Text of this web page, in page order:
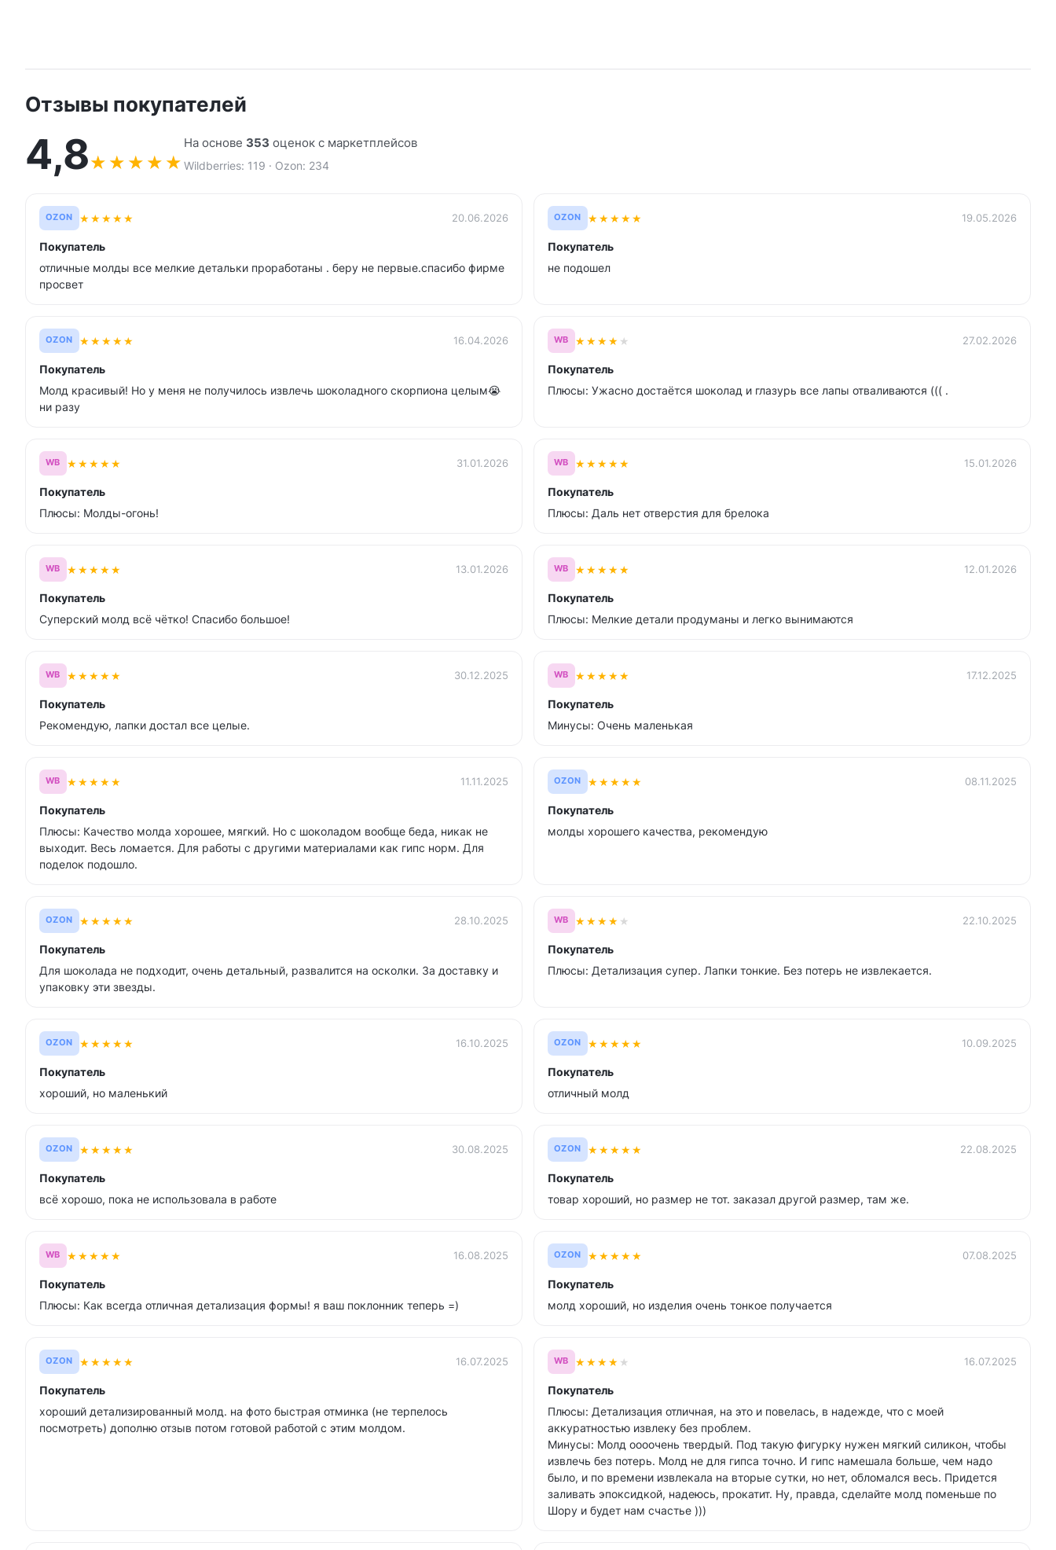
Отзывы покупателей
4,8★ ★ ★ ★ ★
На основе 353 оценок с маркетплейсов
Wildberries: 119 · Ozon: 234
OZON ★★★★★ 20.06.2026
Покупатель
отличные молды все мелкие детальки проработаны . беру не первые.спасибо фирме
просвет
OZON ★★★★★ 19.05.2026
Покупатель
не подошел
OZON ★★★★★ 16.04.2026
Покупатель
Молд красивый! Но у меня не получилось извлечь шоколадного скорпиона целым😭
ни разу
WB ★★★★ ★ 27.02.2026
Покупатель
Плюсы: Ужасно достаётся шоколад и глазурь все лапы отваливаются ((( .
WB ★★★★★ 31.01.2026
Покупатель
Плюсы: Молды-огонь!
WB ★★★★★ 15.01.2026
Покупатель
Плюсы: Даль нет отверстия для брелока
WB ★★★★★ 13.01.2026
Покупатель
Суперский молд всё чётко! Спасибо большое!
WB ★★★★★ 12.01.2026
Покупатель
Плюсы: Мелкие детали продуманы и легко вынимаются
WB ★★★★★ 30.12.2025
Покупатель
Рекомендую, лапки достал все целые.
WB ★★★★★ 17.12.2025
Покупатель
Минусы: Очень маленькая
WB ★★★★★ 11.11.2025
Покупатель
Плюсы: Качество молда хорошее, мягкий. Но с шоколадом вообще беда, никак не
выходит. Весь ломается. Для работы с другими материалами как гипс норм. Для
поделок подошло.
OZON ★★★★★ 08.11.2025
Покупатель
молды хорошего качества, рекомендую
OZON ★★★★★ 28.10.2025
Покупатель
Для шоколада не подходит, очень детальный, развалится на осколки. За доставку и
упаковку эти звезды.
WB ★★★★ ★ 22.10.2025
Покупатель
Плюсы: Детализация супер. Лапки тонкие. Без потерь не извлекается.
OZON ★★★★★ 16.10.2025
Покупатель
хороший, но маленький
OZON ★★★★★ 10.09.2025
Покупатель
отличный молд
OZON ★★★★★ 30.08.2025
Покупатель
всё хорошо, пока не использовала в работе
OZON ★★★★★ 22.08.2025
Покупатель
товар хороший, но размер не тот. заказал другой размер, там же.
WB ★★★★★ 16.08.2025
Покупатель
Плюсы: Как всегда отличная детализация формы! я ваш поклонник теперь =)
OZON ★★★★★ 07.08.2025
Покупатель
молд хороший, но изделия очень тонкое получается
OZON ★★★★★ 16.07.2025
Покупатель
хороший детализированный молд. на фото быстрая отминка (не терпелось
посмотреть) дополню отзыв потом готовой работой с этим молдом.
WB ★★★★ ★ 16.07.2025
Покупатель
Плюсы: Детализация отличная, на это и повелась, в надежде, что с моей
аккуратностью извлеку без проблем.
Минусы: Молд оооочень твердый. Под такую фигурку нужен мягкий силикон, чтобы
извлечь без потерь. Молд не для гипса точно. И гипс намешала больше, чем надо
было, и по времени извлекала на вторые сутки, но нет, обломался весь. Придется
заливать эпоксидкой, надеюсь, прокатит. Ну, правда, сделайте молд поменьше по
Шору и будет нам счастье )))